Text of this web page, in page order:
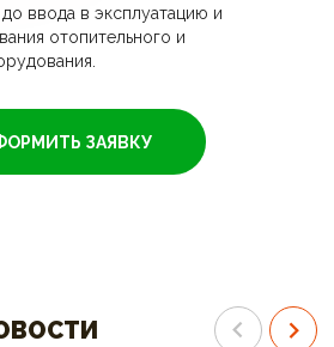
ввода в эксплуатацию и
отопительного и
ЗАЯВКУ